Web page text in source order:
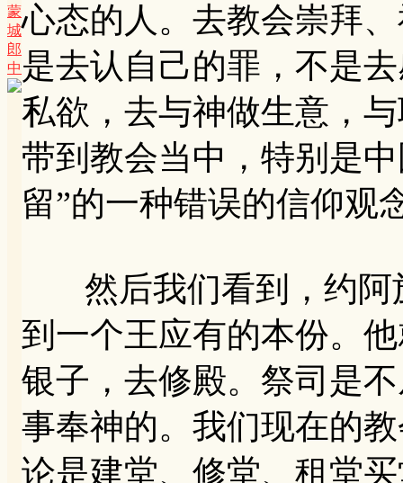
蒙
城
郎
中
心态的人。去教会崇拜
是去认自己的罪，不是
私欲，去与神做生意，
带到教会当中，特别是
留”的一种错误的信仰观
然后我们看到，约阿
到一个王应有的本份。
银子，去修殿。祭司是
事奉神的。我们现在的
论是建堂、修堂、租堂